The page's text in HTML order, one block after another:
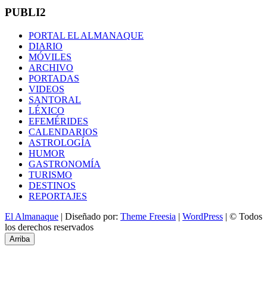
PUBLI2
PORTAL EL ALMANAQUE
DIARIO
MÓVILES
ARCHIVO
PORTADAS
VIDEOS
SANTORAL
LÉXICO
EFEMÉRIDES
CALENDARIOS
ASTROLOGÍA
HUMOR
GASTRONOMÍA
TURISMO
DESTINOS
REPORTAJES
El Almanaque | Diseñado por: Theme Freesia | WordPress | © Todos
los derechos reservados
Arriba